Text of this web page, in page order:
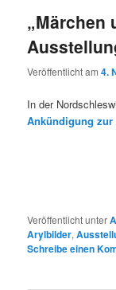
„Märchen
Veröffentlicht am4.
In der
Ankündigung
Veröffentlicht unter
Arylbilder,
Schreibe einen